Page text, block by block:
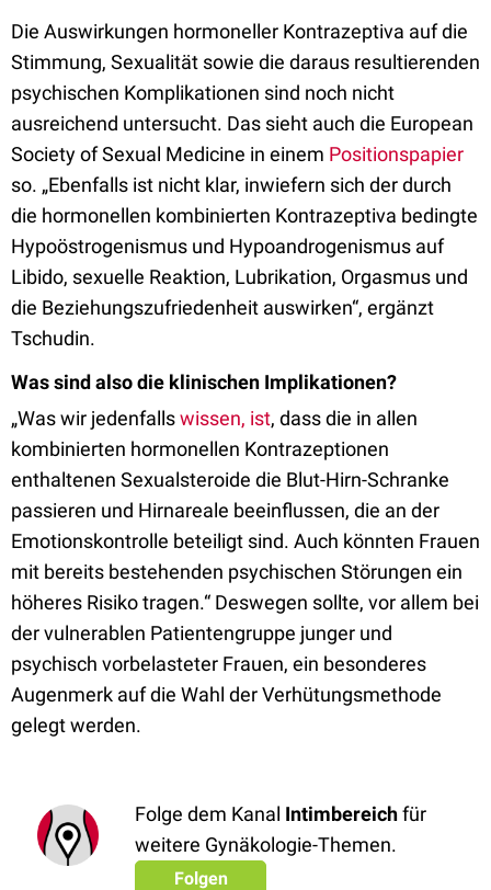
Die Auswirkungen hormoneller Kontrazeptiva auf die
Stimmung, Sexualität sowie die daraus resultierenden
psychischen Komplikationen sind noch nicht
ausreichend untersucht. Das sieht auch die European
Society of Sexual Medicine in einem Positionspapier
so. „Ebenfalls ist nicht klar, inwiefern sich der durch
die hormonellen kombinierten Kontrazeptiva bedingte
Hypoöstrogenismus und Hypoandrogenismus auf
Libido, sexuelle Reaktion, Lubrikation, Orgasmus und
die Beziehungszufriedenheit auswirken“, ergänzt
Tschudin.
Was sind also die klinischen Implikationen?
„Was wir jedenfallswissen, ist, dass die in allen
kombinierten hormonellen Kontrazeptionen
enthaltenen Sexualsteroide die Blut-Hirn-Schranke
passieren und Hirnareale beeinflussen, die an der
Emotionskontrolle beteiligt sind. Auch könnten Frauen
mit bereits bestehenden psychischen Störungen ein
höheres Risiko tragen.“ Deswegen sollte, vor allem bei
der vulnerablen Patientengruppe junger und
psychisch vorbelasteter Frauen, ein besonderes
Augenmerk auf die Wahl der Verhütungsmethode
gelegt werden.
Folge dem Kanal Intimbereichfür
weitere Gynäkologie-Themen.
Folgen